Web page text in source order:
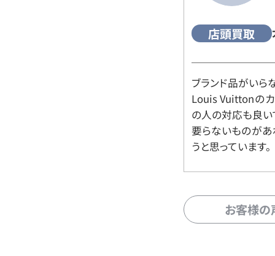
店頭買取
ブランド品がいら
Louis Vuittonの
の人の対応も良い
要らないものがあ
うと思っています。
お客様